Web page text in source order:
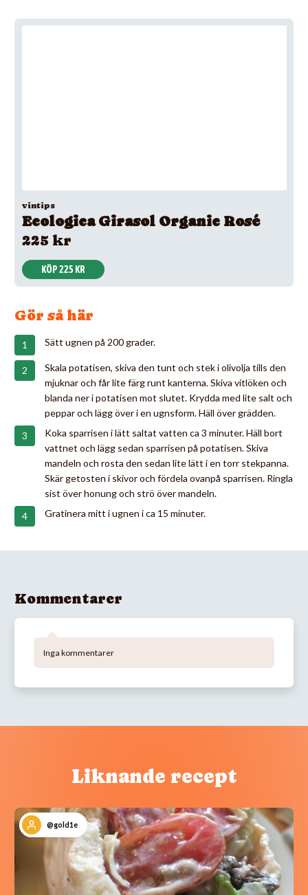
vintips
Ecologica Girasol Organic Rosé
225 kr
KÖP 225 KR
Gör så här
Sätt ugnen på 200 grader.
Skala potatisen, skiva den tunt och stek i olivolja tills den
mjuknar och får lite färg runt kanterna. Skiva vitlöken och
blanda ner i potatisen mot slutet. Krydda med lite salt och
peppar och lägg över i en ugnsform. Häll över grädden.
Koka sparrisen i lätt saltat vatten ca 3 minuter. Häll bort
vattnet och lägg sedan sparrisen på potatisen. Skiva
mandeln och rosta den sedan lite lätt i en torr stekpanna.
Skär getosten i skivor och fördela ovanpå sparrisen. Ringla
sist över honung och strö över mandeln.
Gratinera mitt i ugnen i ca 15 minuter.
Kommentarer
Inga kommentarer
Liknande recept
@gold1e